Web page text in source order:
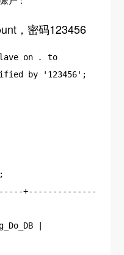
，密码123456
on .
to
by '123456';
+--------------
|